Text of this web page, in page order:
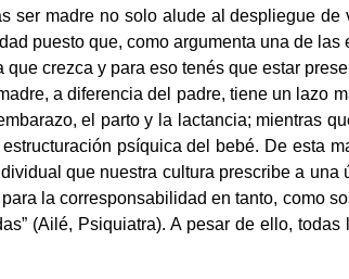
ser madre no solo alude al despliegue
puesto que, como argumenta una de
crezca y para eso tenés que estar
a diferencia del padre, tiene un lazo
el parto y la lactancia; mientras
psíquica del bebé. De esta
que nuestra cultura prescribe a
la corresponsabilidad en tanto, como
(Ailé, Psiquiatra). A pesar de ello,